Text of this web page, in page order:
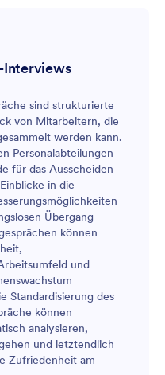
Interviews
sind strukturierte
von Mitarbeitern, die
werden kann.
Personalabteilungen
für das Ausscheiden
in die
Übergang
können
und
Standardisierung des
können
analysieren,
und letztendlich
Zufriedenheit am